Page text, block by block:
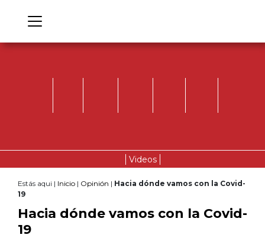
Videos
Estás aqui | Inicio | Opinión | Hacia dónde vamos con la Covid-
19
Hacia dónde vamos con la Covid-
19